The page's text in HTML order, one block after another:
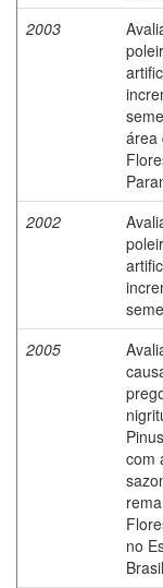
2003
área
2002
2005
com
no